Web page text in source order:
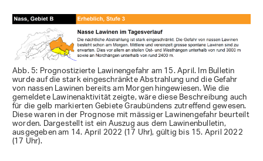
Abb. 5: Prognostizierte Lawinengefahr am 15. April. Im Bulletin
wurde auf die stark eingeschränkte Abstrahlung und die Gefahr
von nassen Lawinen bereits am Morgen hingewiesen. Wie die
gemeldete Lawinenaktivität zeigte, wäre diese Beschreibung auch
für die gelb markierten Gebiete Graubündens zutreffend gewesen.
Diese waren in der Prognose mit mässiger Lawinengefahr beurteilt
worden. Dargestellt ist ein Auszug aus dem Lawinenbulletin,
ausgegeben am 14. April 2022 (17 Uhr), gültig bis 15. April 2022
(17 Uhr).